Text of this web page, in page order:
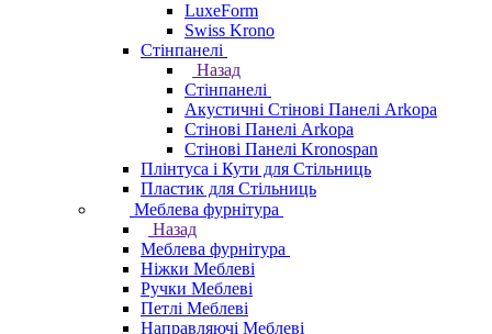
LuxeForm
Swiss Krono
Стінпанелі
Назад
Стінпанелі
Акустичні Стінові Панелі Аrkopa
Стінові Панелі Arkopa
Стінові Панелі Kronospan
Плінтуса і Кути для Стільниць
Пластик для Стільниць
Меблева фурнітура
Назад
Меблева фурнітура
Ніжки Меблеві
Ручки Меблеві
Петлі Меблеві
Направляючі Меблеві